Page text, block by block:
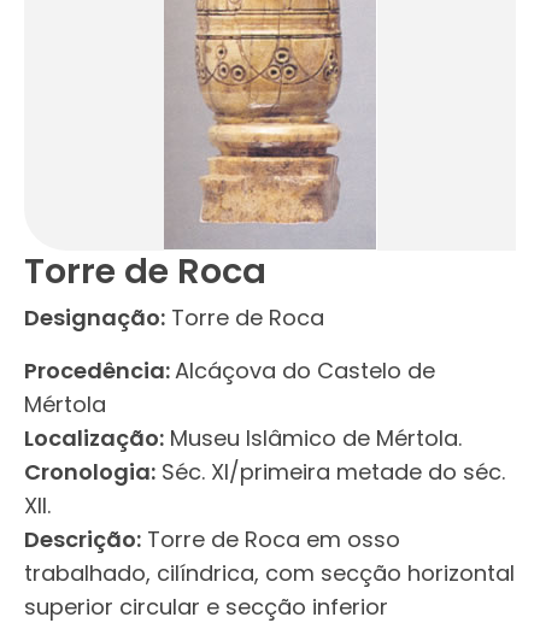
Torre de Roca
Designação: Torre de Roca
Procedência:Alcáçova do Castelo de
Mértola
Localização: Museu Islâmico de Mértola.
Cronologia: Séc. XI/primeira metade do séc.
XII.
Descrição: Torre de Roca em osso
trabalhado, cilíndrica, com secção horizontal
superior circular e secção inferior